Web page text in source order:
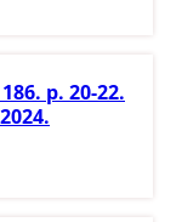
p. 20-22.